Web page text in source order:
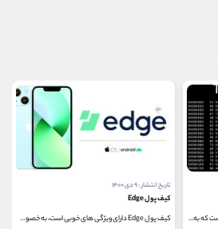
کیف پول Edge دارای ویژگی های خوبی است، به خصوص و...
تاریخ انتشار : ۱۹ خرداد ۱۴۰۰
آموزش خرید و فروش ارز دیجیتال رن
بازار ارزهای دیجیتال به یکی از پرسودترین بازارهای...